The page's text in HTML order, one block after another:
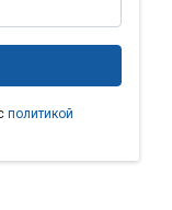
политикой